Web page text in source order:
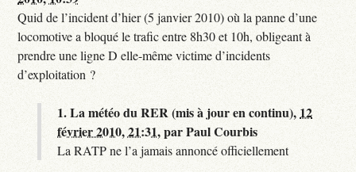
Quid de l’incident d’hier (5 janvier 2010) où la panne d’une
locomotive a bloqué le trafic entre 8h30 et 10h, obligeant à
prendre une ligne D elle-même victime d’incidents
d’exploitation ?
1.La météo du RER (mis à jour en continu), 12
février 2010, 21:31,parPaul Courbis
La RATP ne l’a jamais annoncé officiellement